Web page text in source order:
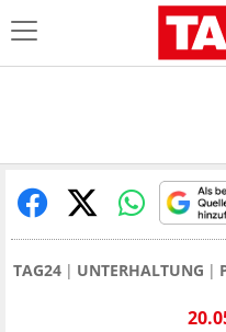
TAG24 UNTERHALTUNG